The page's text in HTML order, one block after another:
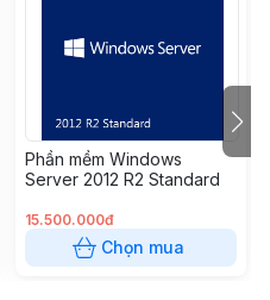
Phần mềm Windows
Server 2012 R2 Standard
15.500.000đ
Chọn mua